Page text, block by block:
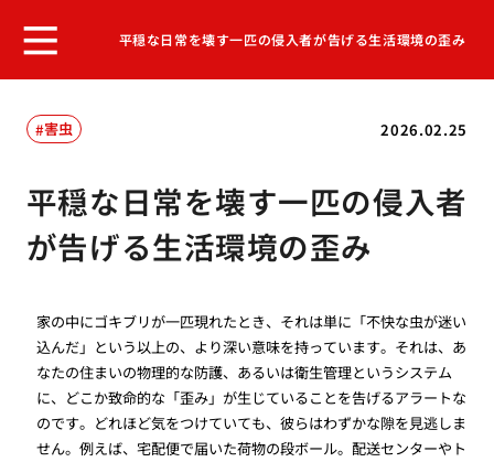
平穏な日常を壊す一匹の侵入者が告げる生活環境の歪み
2026.02.25
害虫
平穏な日常を壊す一匹の侵入者
が告げる生活環境の歪み
家の中にゴキブリが一匹現れたとき、それは単に「不快な虫が迷い
込んだ」という以上の、より深い意味を持っています。それは、あ
なたの住まいの物理的な防護、あるいは衛生管理というシステム
に、どこか致命的な「歪み」が生じていることを告げるアラートな
のです。どれほど気をつけていても、彼らはわずかな隙を見逃しま
せん。例えば、宅配便で届いた荷物の段ボール。配送センターやト